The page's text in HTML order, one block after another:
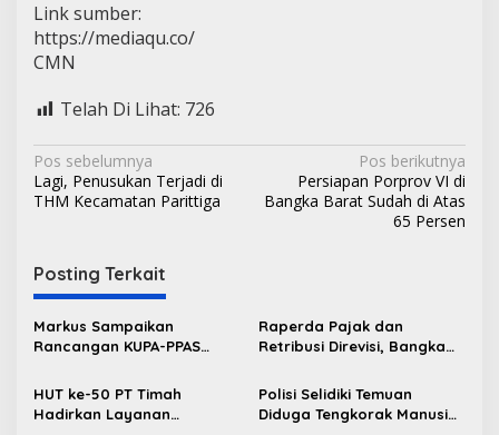
Link sumber:
https://mediaqu.co/
CMN
Telah Di Lihat: 726
N
a
i
g
a
s
i
p
Pos sebelumnya
Lagi, Penusukan Terjadi di
THM Kecamatan Parittiga
Pos berikutnya
Persiapan Porprov VI di
Bangka Barat Sudah di Atas
65 Persen
Posting Terkait
Markus Sampaikan
Rancangan KUPA-PPAS
DPRD Bangka Barat
Raperda Pajak dan
Retribusi Direvisi, Bangka
Retribusi Baru
HUT ke-50 PT Timah
Hadirkan Layanan
Polisi Selidiki Temuan
Diduga Tengkorak Manusia